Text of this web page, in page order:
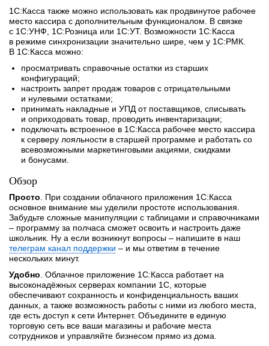
1С:Касса также можно использовать как продвинутое рабочее
место кассира с дополнительным функционалом. В связке
с 1С:УНФ, 1С:Розница или 1С:УТ. Возможности 1С:Касса
в режиме синхронизации значительно шире, чем у 1С:РМК.
В 1С:Касса можно:
просматривать справочные остатки из старших
конфигураций;
настроить запрет продаж товаров с отрицательными
и нулевыми остатками;
принимать накладные и УПД от поставщиков, списывать
и оприходовать товар, проводить инвентаризации;
подключать встроенное в 1С:Касса рабочее место кассира
к серверу лояльности в старшей программе и работать со
всевозможными маркетинговыми акциями, скидками
и бонусами.
Обзор
Просто . При создании облачного приложения 1С:Касса
основное внимание мы уделили простоте использования.
Забудьте сложные манипуляции с таблицами и справочниками
– программу за полчаса сможет освоить и настроить даже
школьник. Ну а если возникнут вопросы – напишите в наш
телеграм канал поддержки – и мы ответим в течение
нескольких минут.
Удобно . Облачное приложение 1С:Касса работает на
высоконадёжных серверах компании 1С, которые
обеспечивают сохранность и конфиденциальность ваших
данных, а также возможность работы с ними из любого места,
где есть доступ к сети Интернет. Объедините в единую
торговую сеть все ваши магазины и рабочие места
сотрудников и управляйте бизнесом прямо из дома.